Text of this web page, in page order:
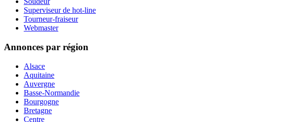
Superviseur de hot-line
Tourneur-fraiseur
Webmaster
Annonces par région
Alsace
Aquitaine
Auvergne
Basse-Normandie
Bourgogne
Bretagne
Centre